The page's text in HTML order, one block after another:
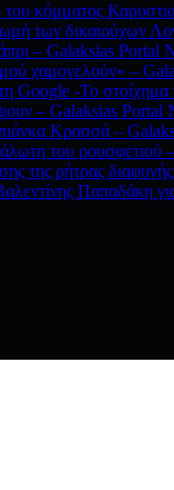
κόμματος
των δικαιούχων
– Galaksias Portal
χαμογελούν» –
Google -Το
– Galaksias Portal
Κρασσά –
του
της ρήτρας
Παπαδάκη